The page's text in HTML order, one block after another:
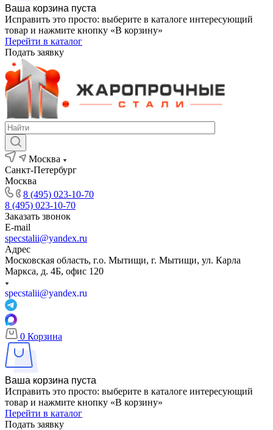
Ваша корзина пуста
Исправить это просто: выберите в каталоге интересующий
товар и нажмите кнопку «В корзину»
Перейти в каталог
Подать заявку
Москва
Санкт-Петербург
Москва
8 (495) 023-10-70
8 (495) 023-10-70
Заказать звонок
E-mail
specstalii@yandex.ru
Адрес
Московская область, г.о. Мытищи, г. Мытищи, ул. Карла
Маркса, д. 4Б, офис 120
specstalii@yandex.ru
0 Корзина
Ваша корзина пуста
Исправить это просто: выберите в каталоге интересующий
товар и нажмите кнопку «В корзину»
Перейти в каталог
Подать заявку